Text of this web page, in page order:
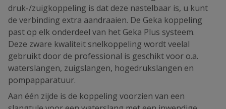
druk-/zuigkoppeling is dat deze nastelbaar is, u kunt
de verbinding extra aandraaien. De Geka koppeling
past op elk onderdeel van het Geka Plus systeem.
Deze zware kwaliteit snelkoppeling wordt veelal
gebruikt door de professional is geschikt voor o.a.
waterslangen, zuigslangen, hogedrukslangen en
pompapparatuur.
Aan één zijde is de koppeling voorzien van een